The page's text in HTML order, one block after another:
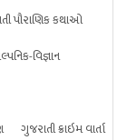
પૌરાણિક કથાઓ
વિજ્ઞાન
ગુજરાતી ક્રાઇમ વાર્તા